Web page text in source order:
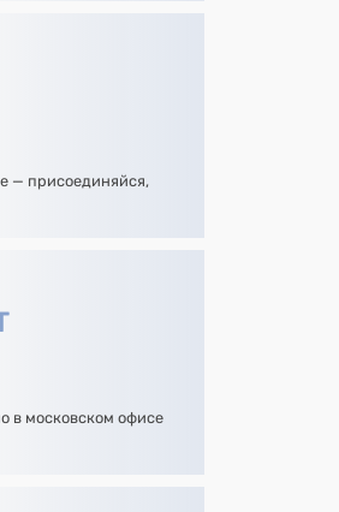
— присоединяйся,
в московском офисе